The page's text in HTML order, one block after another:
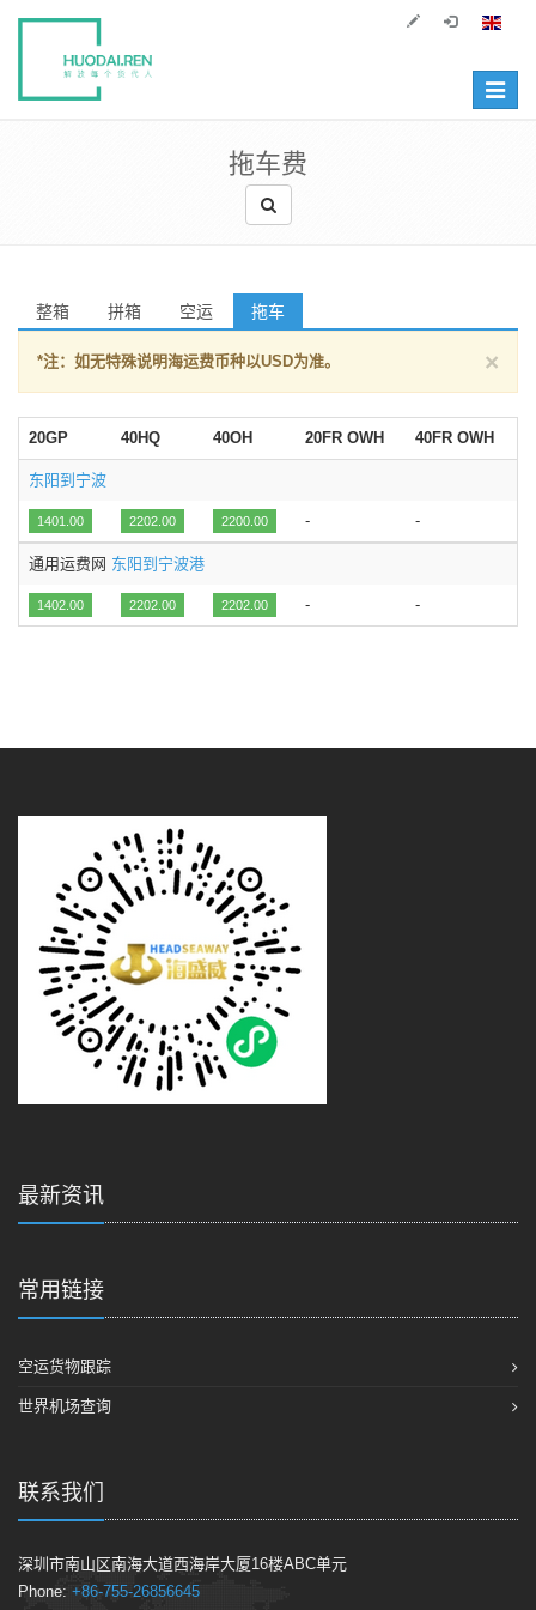
Toggle
拖车费
整箱 拼箱 空运 拖车
×
*注：如无特殊说明海运费币种以USD为准。
20GP 40HQ 40OH 20FR OWH 40FR OWH
东阳到宁波
1401.00 2202.00 2200.00 - -
通用运费网 东阳到宁波港
1402.00 2202.00 2202.00 - -
最新资讯
常用链接
空运货物跟踪
世界机场查询
联系我们
深圳市南山区南海大道西海岸大厦16楼ABC单元
Phone: +86-755-26856645